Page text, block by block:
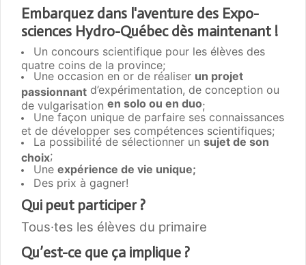
Embarquez dans l'aventure des Expo-
sciences Hydro-Québec dès maintenant !
Un concours scientifique pour les élèves des
quatre coins de la province;
Une occasion en or de réaliser un projet
passionnant d’expérimentation, de conception ou
de vulgarisation en solo ou en duo;
Une façon unique de parfaire ses connaissances
et de développer ses compétences scientifiques;
La possibilité de sélectionner un sujet de son
choix;
Une expérience de vie unique;
Des prix à gagner!
Qui peut participer ?
Tous·tes les élèves du primaire
Qu’est-ce que ça implique ?